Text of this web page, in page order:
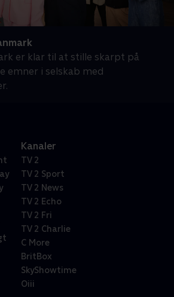
er klar til at stille skarpt på
emner i selskab med
Kanaler
TV 2
TV 2 Sport
TV 2 News
TV 2 Echo
TV 2 Fri
TV 2 Charlie
C More
BritBox
SkyShowtime
Oiii